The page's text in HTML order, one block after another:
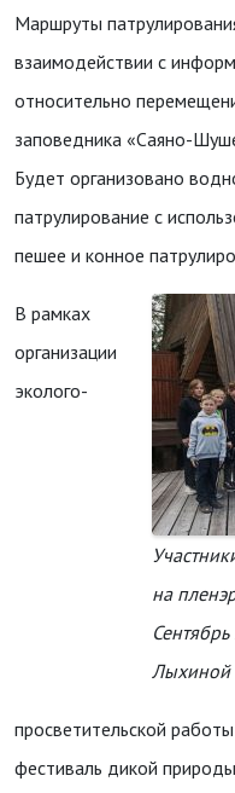
Маршруты
взаимодействии с
относительно
заповедника «Саяно-
Будет организовано
патрулирование с
пешее и конное
на
Лыхиной
В рамках
организации
эколого-
просветительской
фестиваль дикой